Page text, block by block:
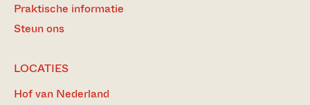
Praktische informatie
Steun ons
LOCATIES
Hof van Nederland